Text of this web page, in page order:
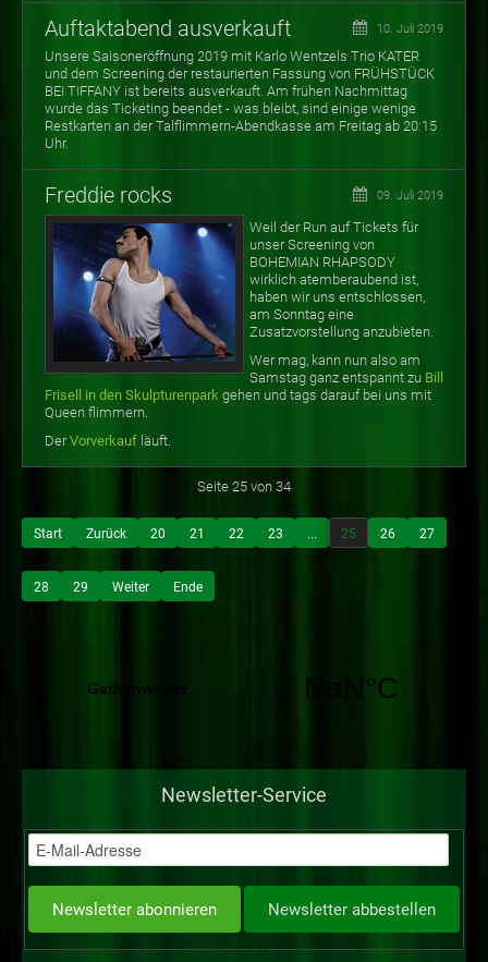
Auftaktabend ausverkauft 10. Juli 2019
Unsere Saisoneröffnung 2019 mit Karlo Wentzels Trio KATER
und dem Screening der restaurierten Fassung von FRÜHSTÜCK
BEI TIFFANY ist bereits ausverkauft. Am frühen Nachmittag
wurde das Ticketing beendet - was bleibt, sind einige wenige
Restkarten an der Talflimmern-Abendkasse am Freitag ab 20:15
Uhr.
Freddie rocks 09. Juli 2019
Weil der Run auf Tickets für
unser Screening von
BOHEMIAN RHAPSODY
wirklich atemberaubend ist,
haben wir uns entschlossen,
am Sonntag eine
Zusatzvorstellung anzubieten.
Wer mag, kann nun also am
Samstag ganz entspannt zu Bill
Frisell in den Skulpturenpark gehen und tags darauf bei uns mit
Queen flimmern.
DerVorverkauf läuft.
Seite 25 von 34
Start Zurück 20 21 22 23 ... 25 26 27
28 29 Weiter Ende
Newsletter-Service